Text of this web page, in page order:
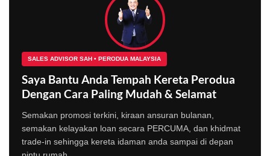
SALES ADVISOR SAH • PERODUA MALAYSIA
Saya Bantu Anda Tempah Kereta Perodua
Dengan Cara Paling Mudah & Selamat
Semakan promosi terkini, kiraan ansuran bulanan,
semakan kelayakan loan secara PERCUMA, dan khidmat
trade-in sehingga kereta idaman anda sampai di depan